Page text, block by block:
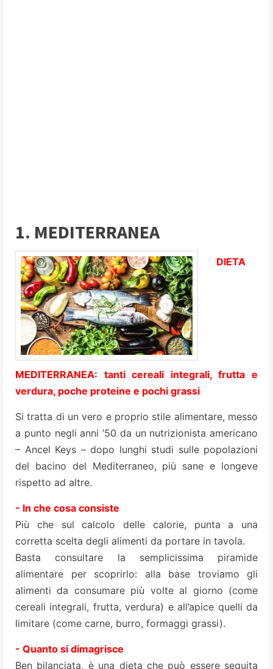
1. MEDITERRANEA
DIETA
MEDITERRANEA: tanti cereali integrali, frutta e
verdura, poche proteine e pochi grassi
Si tratta di un vero e proprio stile alimentare, messo
a punto negli anni ’50 da un nutrizionista americano
– Ancel Keys – dopo lunghi studi sulle popolazioni
del bacino del Mediterraneo, più sane e longeve
rispetto ad altre.
- In che cosa consiste
Più che sul calcolo delle calorie, punta a una
corretta scelta degli alimenti da portare in tavola.
Basta consultare la semplicissima piramide
alimentare per scoprirlo: alla base troviamo gli
alimenti da consumare più volte al giorno (come
cereali integrali, frutta, verdura) e all’apice quelli da
limitare (come carne, burro, formaggi grassi).
- Quanto si dimagrisce
Ben bilanciata, è una dieta che può essere seguita